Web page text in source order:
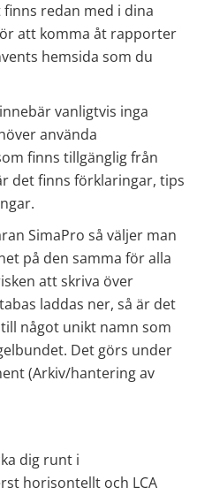
redan med i dina
att komma åt rapporter
hemsida som du
vanligtvis inga
använda
finns tillgänglig från
det finns förklaringar, tips
SimaPro så väljer man
på den samma för alla
att skriva över
laddas ner, så är det
något unikt namn som
Det görs under
(Arkiv/hantering av
dig runt i
horisontellt och LCA